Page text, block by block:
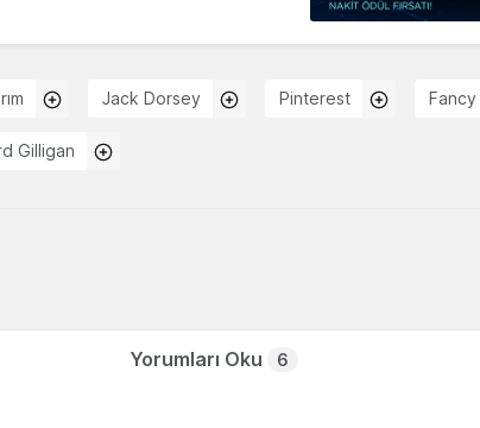
Jack Dorsey Pinterest Fancy
Gilligan
Yorumları Oku 6